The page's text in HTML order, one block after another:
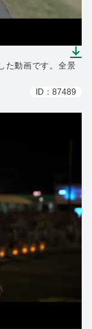
た動画です。全景
ID：87489